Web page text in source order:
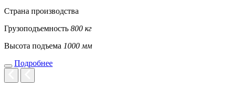
Страна производства
Грузоподъемность 800 кг
Высота подъема 1000 мм
Подробнее